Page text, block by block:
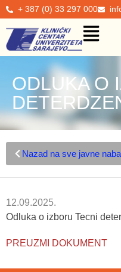
+ 387 (0) 33 297 000
ODLUKA O
Nazad na sve javne
12.09.2025.
Odluka o izboru Tecni
PREUZMI DOKUMENT